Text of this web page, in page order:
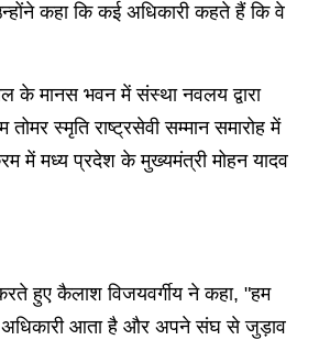
कहा कि कई अधिकारी कहते हैं कि वे
के मानस भवन में संस्था नवलय द्वारा
स्मृति राष्ट्रसेवी सम्मान समारोह में
में मध्य प्रदेश के मुख्यमंत्री मोहन यादव
हुए कैलाश विजयवर्गीय ने कहा, "हम
अधिकारी आता है और अपने संघ से जुड़ाव